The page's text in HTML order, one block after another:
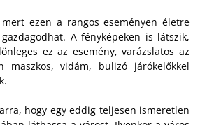
ezen a rangos eseményen életre
A fényképeken is látszik,
ez az esemény, varázslatos az
maszkos, vidám, bulizó járókelőkkel
hogy egy eddig teljesen ismeretlen